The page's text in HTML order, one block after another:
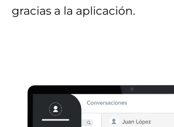
gracias a la aplicación.